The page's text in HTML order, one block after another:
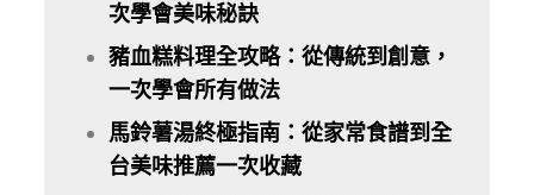
次學會美味秘訣
豬血糕料理全攻略：從傳統到創意，
一次學會所有做法
馬鈴薯湯終極指南：從家常食譜到全
台美味推薦一次收藏